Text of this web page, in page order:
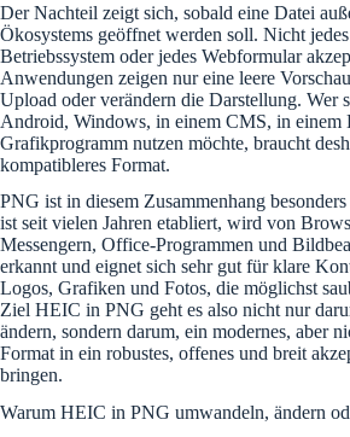
Der Nachteil zeigt sich, sobald eine Datei
Ökosystems geöffnet werden soll. Nicht
Betriebssystem oder jedes Webformular
Anwendungen zeigen nur eine leere
Upload oder verändern die Darstellung. Wer
Android, Windows, in einem CMS, in einem
Grafikprogramm nutzen möchte, braucht
kompatibleres Format.
PNG ist in diesem Zusammenhang
ist seit vielen Jahren etabliert, wird von
Messengern, Office-Programmen und
erkannt und eignet sich sehr gut für klare
Logos, Grafiken und Fotos, die möglichst
Ziel HEIC in PNG geht es also nicht nur
ändern, sondern darum, ein modernes, aber
Format in ein robustes, offenes und breit
bringen.
Warum HEIC in PNG umwandeln, ändern